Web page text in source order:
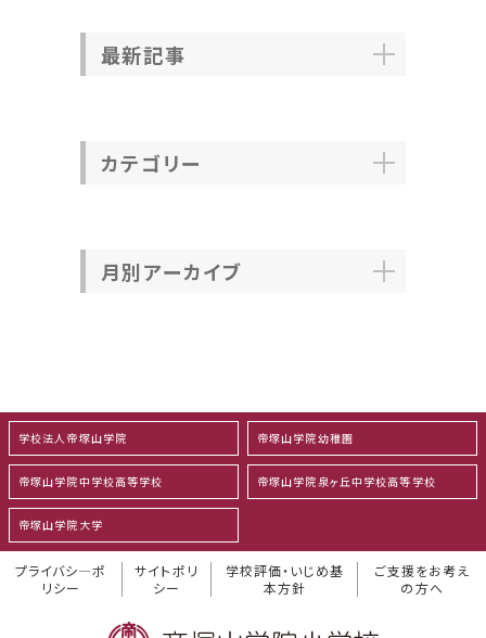
最新記事
カテゴリー
月別アーカイブ
学校法人帝塚山学院 帝塚山学院幼稚園
帝塚山学院中学校高等学校 帝塚山学院泉ヶ丘中学校高等学校
帝塚山学院大学
プライバシ―ポ
リシー
サイトポリ
シー
学校評価・いじめ基
本方針
ご支援をお考え
の方へ